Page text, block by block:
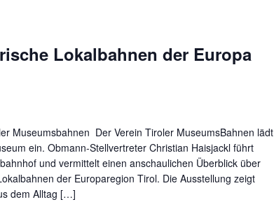
Lokalbahnen der Europa
Museumsbahnen Der Verein Tiroler MuseumsBahnen lädt
ein. Obmann-Stellvertreter Christian Haisjackl führt
und vermittelt einen anschaulichen Überblick über
der Europaregion Tirol. Die Ausstellung zeigt
dem Alltag […]